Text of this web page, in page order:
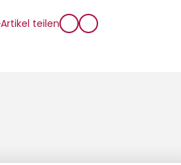
Artikel teilen